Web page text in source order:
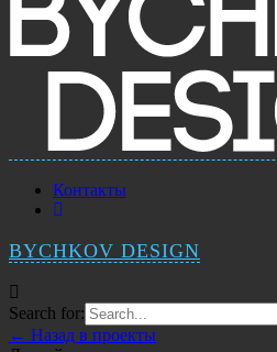
Контакты
BYCHKOV DESIGN
Search for:
← Назад в проекты